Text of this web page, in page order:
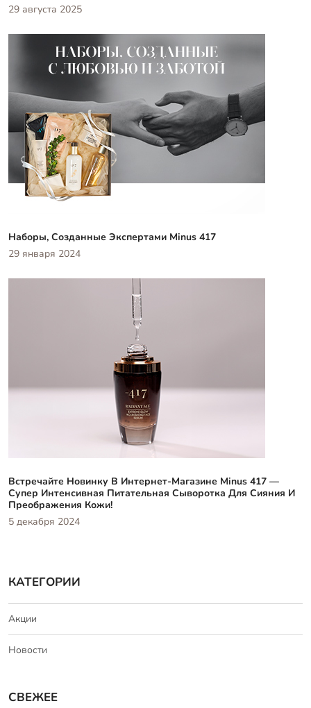
29 августа 2025
Наборы, Созданные Экспертами Minus 417
29 января 2024
Встречайте Новинку В Интернет-Магазине Minus 417 —
Супер Интенсивная Питательная Сыворотка Для Сияния И
Преображения Кожи!
5 декабря 2024
КАТЕГОРИИ
Акции
Новости
СВЕЖЕЕ